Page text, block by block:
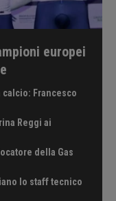
europei
calcio: Francesco
Reggi ai
della Gas
lo staff tecnico